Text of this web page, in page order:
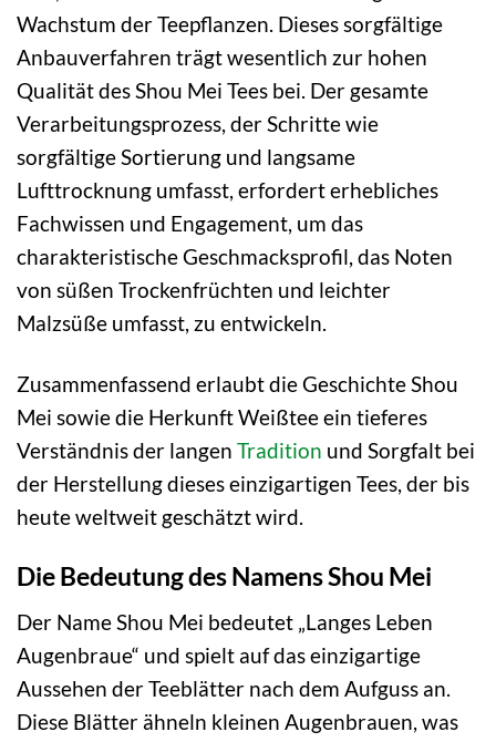
Wachstum der Teepflanzen. Dieses sorgfältige
Anbauverfahren trägt wesentlich zur hohen
Qualität des Shou Mei Tees bei. Der gesamte
Verarbeitungsprozess, der Schritte wie
sorgfältige Sortierung und langsame
Lufttrocknung umfasst, erfordert erhebliches
Fachwissen und Engagement, um das
charakteristische Geschmacksprofil, das Noten
von süßen Trockenfrüchten und leichter
Malzsüße umfasst, zu entwickeln.
Zusammenfassend erlaubt die Geschichte Shou
Mei sowie die Herkunft Weißtee ein tieferes
Verständnis der langen Tradition und Sorgfalt bei
der Herstellung dieses einzigartigen Tees, der bis
heute weltweit geschätzt wird.
Die Bedeutung des Namens Shou Mei
Der Name Shou Mei bedeutet „Langes Leben
Augenbraue“ und spielt auf das einzigartige
Aussehen der Teeblätter nach dem Aufguss an.
Diese Blätter ähneln kleinen Augenbrauen, was